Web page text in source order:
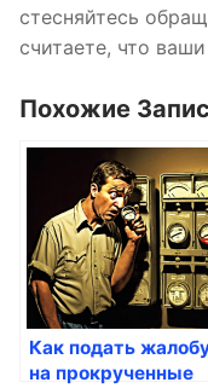
стесняйтесь
считаете, что
Похожие
Как подать
на прокрученные